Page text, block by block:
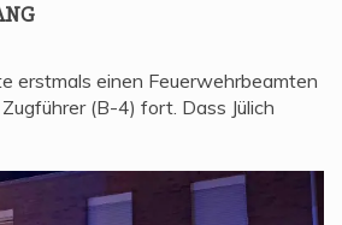
erstmals einen Feuerwehrbeamten
(B-4) fort. Dass Jülich